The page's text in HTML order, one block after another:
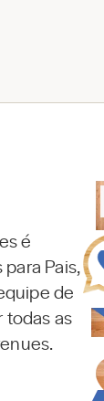
é
Pais,
de
todas as